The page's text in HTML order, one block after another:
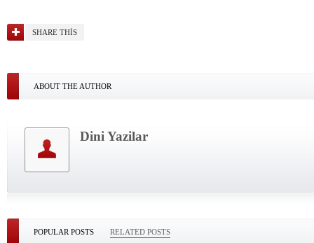
SHARE THIS
ABOUT THE AUTHOR
Dini Yazilar
POPULAR POSTS RELATED POSTS